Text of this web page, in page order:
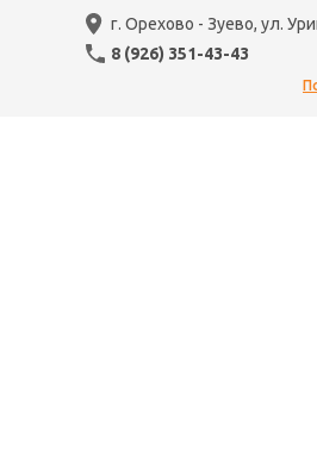
г. Орехово - Зуево, ул.
8 (926) 351-43-43